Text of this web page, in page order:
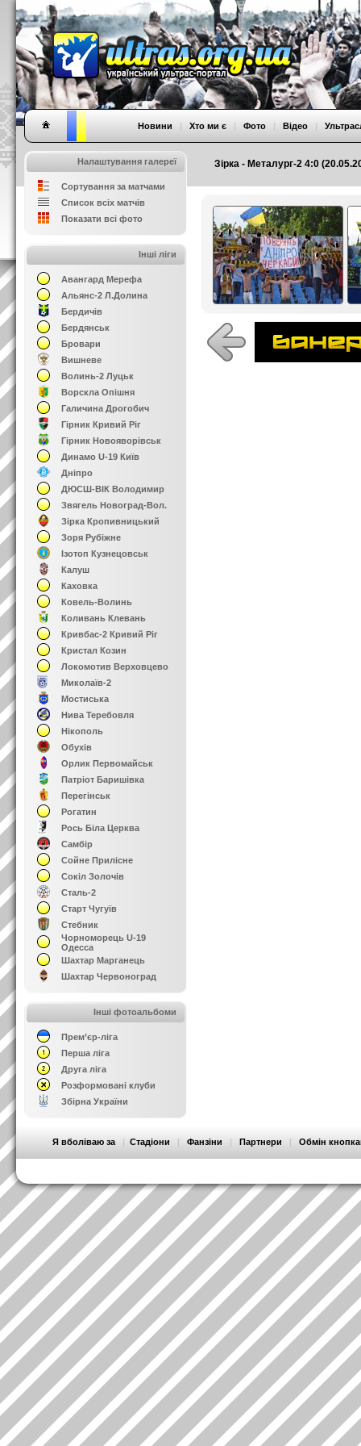
Зірка - Металург-2 4:0
Новини | Хто ми є | Фото | Відео |
Налаштування галереї
Сортування за матчами
Список всіх матчів
Показати всі фото
Інші ліги
Авангард Мерефа
Альянс-2 Л.Долина
Бердичів
Бердянськ
Бровари
Вишневе
Волинь-2 Луцьк
Ворскла Опішня
Галичина Дрогобич
Гірник Кривий Ріг
Гірник Новояворівськ
Динамо U-19 Київ
Дніпро
ДЮСШ-ВІК Володимир
Звягель Новоград-Вол.
Зірка Кропивницький
Зоря Рубіжне
Ізотоп Кузнецовськ
Калуш
Каховка
Ковель-Волинь
Коливань Клевань
Кривбас-2 Кривий Ріг
Кристал Козин
Локомотив Верховцево
Миколаїв-2
Мостиська
Нива Теребовля
Нікополь
Обухів
Орлик Первомайськ
Патріот Баришівка
Перегінськ
Рогатин
Рось Біла Церква
Самбір
Сойне Прилісне
Сокіл Золочів
Сталь-2
Старт Чугуїв
Стебник
Чорноморець U-19
Одесса
Шахтар Марганець
Шахтар Червоноград
Інші фотоальбоми
Прем’єр-ліга
Перша ліга
Друга ліга
Розформовані клуби
Збірна України
Я вболіваю за | Стадіони | Фанзіни | Партнери | Обмін